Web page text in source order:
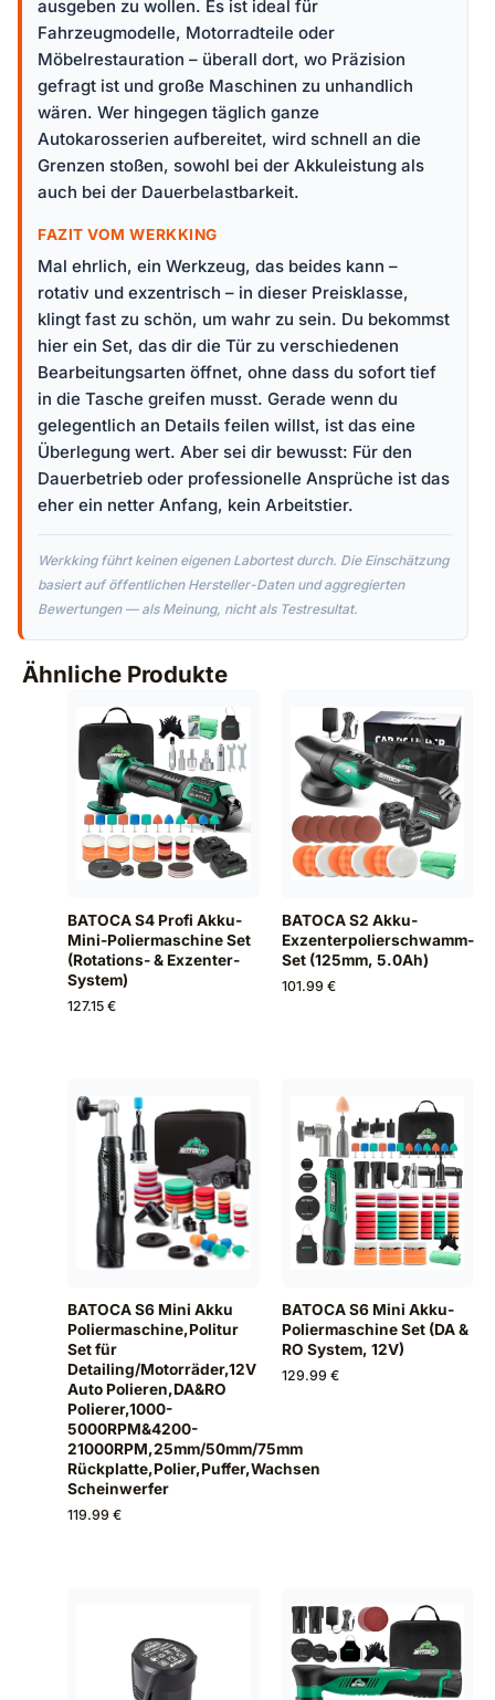
ausgeben zu wollen. Es ist ideal für
Fahrzeugmodelle, Motorradteile oder
Möbelrestauration – überall dort, wo Präzision
gefragt ist und große Maschinen zu unhandlich
wären. Wer hingegen täglich ganze
Autokarosserien aufbereitet, wird schnell an die
Grenzen stoßen, sowohl bei der Akkuleistung als
auch bei der Dauerbelastbarkeit.
FAZIT VOM WERKKING
Mal ehrlich, ein Werkzeug, das beides kann –
rotativ und exzentrisch – in dieser Preisklasse,
klingt fast zu schön, um wahr zu sein. Du bekommst
hier ein Set, das dir die Tür zu verschiedenen
Bearbeitungsarten öffnet, ohne dass du sofort tief
in die Tasche greifen musst. Gerade wenn du
gelegentlich an Details feilen willst, ist das eine
Überlegung wert. Aber sei dir bewusst: Für den
Dauerbetrieb oder professionelle Ansprüche ist das
eher ein netter Anfang, kein Arbeitstier.
Werkking führt keinen eigenen Labortest durch. Die Einschätzung
basiert auf öffentlichen Hersteller-Daten und aggregierten
Bewertungen — als Meinung, nicht als Testresultat.
Ähnliche Produkte
BATOCA S4 Profi Akku-
Mini-Poliermaschine Set
(Rotations- & Exzenter-
System)
127.15 €
BATOCA S2 Akku-
Exzenterpolierschwamm-
Set (125mm, 5.0Ah)
101.99 €
BATOCA S6 Mini Akku
Poliermaschine,Politur
Set für
Detailing/Motorräder,12V
Auto Polieren,DA&RO
Polierer,1000-
5000RPM&4200-
21000RPM,25mm/50mm/75mm
Rückplatte,Polier,Puffer,Wachsen
Scheinwerfer
119.99 €
BATOCA S6 Mini Akku-
Poliermaschine Set (DA &
RO System, 12V)
129.99 €